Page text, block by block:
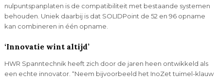
nulpuntspanplaten is de compatibiliteit met bestaande systemen
behouden. Uniek daarbij is dat SOLIDPoint de 52 en 96 opname
kan combineren in één opname.
‘Innovatie wint altijd’
HWR Spanntechnik heeft zich door de jaren heen ontwikkeld als
een echte innovator. “Neem bijvoorbeeld het InoZet tuimel-klauw